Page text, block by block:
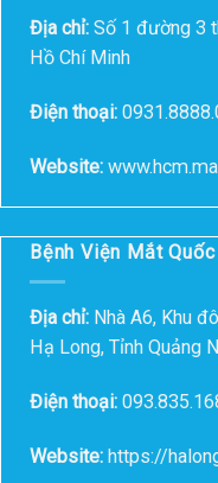
Địa chỉ: Số 1 đường 3
Hồ Chí Minh
Điện thoại:
Website:
Bệnh Viện Mắt
Địa chỉ: Nhà A6, Khu
Hạ Long, Tỉnh Quảng
Điện thoại:
Website: https://